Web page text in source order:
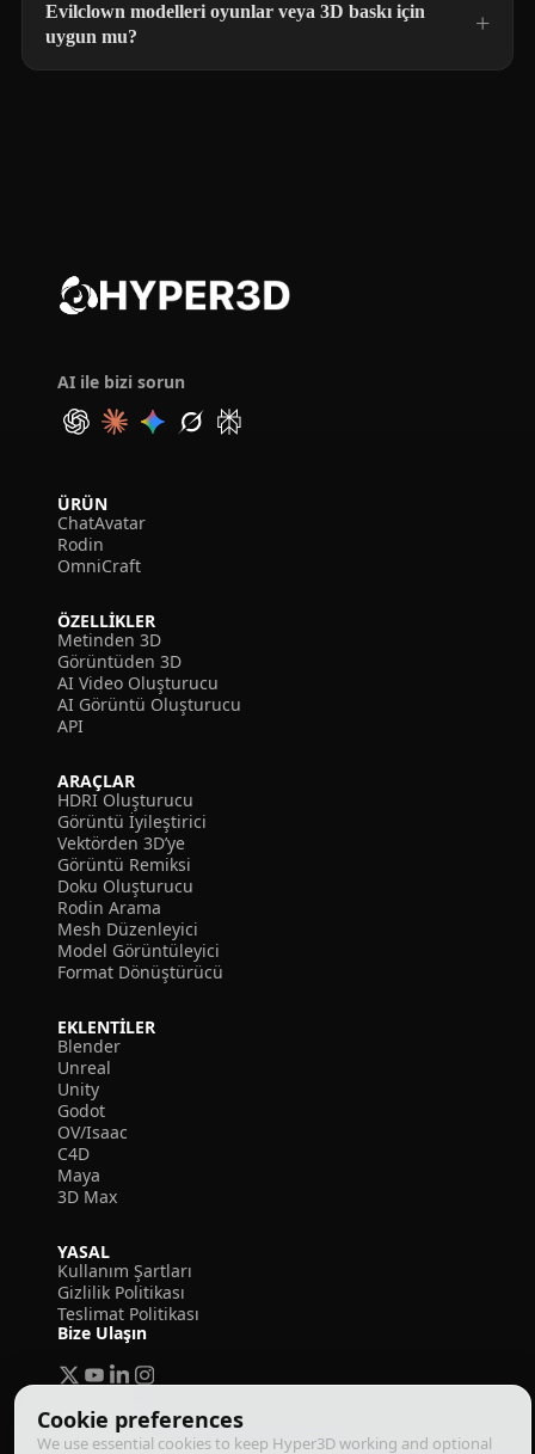
Cookie preferences
We use essential cookies to keep Hyper3D working and optional
Evilclown modelleri oyunlar veya 3D baskı için
uygun mu?
AI ile bizi sorun
ÜRÜN
ChatAvatar
Rodin
OmniCraft
ÖZELLIKLER
Metinden 3D
Görüntüden 3D
AI Video Oluşturucu
AI Görüntü Oluşturucu
API
ARAÇLAR
HDRI Oluşturucu
Görüntü İyileştirici
Vektörden 3D’ye
Görüntü Remiksi
Doku Oluşturucu
Rodin Arama
Mesh Düzenleyici
Model Görüntüleyici
Format Dönüştürücü
EKLENTILER
Blender
Unreal
Unity
Godot
OV/Isaac
C4D
Maya
3D Max
YASAL
Kullanım Şartları
Gizlilik Politikası
Teslimat Politikası
Bize Ulaşın